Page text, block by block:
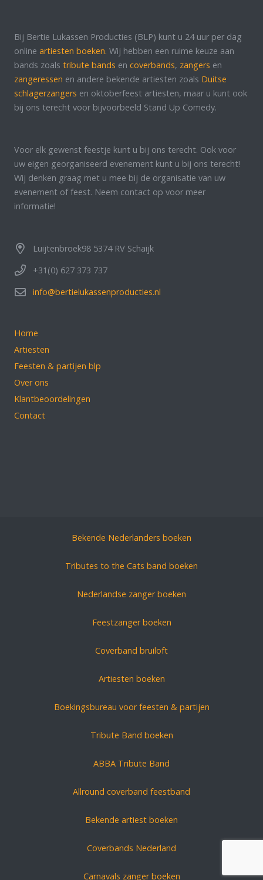
Bij Bertie Lukassen Producties (BLP) kunt u 24 uur per dag
online artiesten boeken. Wij hebben een ruime keuze aan
bands zoals tribute bands en coverbands, zangers en
zangeressen en andere bekende artiesten zoals Duitse
schlagerzangers en oktoberfeest artiesten, maar u kunt ook
bij ons terecht voor bijvoorbeeld Stand Up Comedy.
Voor elk gewenst feestje kunt u bij ons terecht. Ook voor
uw eigen georganiseerd evenement kunt u bij ons terecht!
Wij denken graag met u mee bij de organisatie van uw
evenement of feest. Neem contact op voor meer
informatie!
Luijtenbroek98 5374 RV Schaijk
+31(0) 627 373 737
info@bertielukassenproducties.nl
Home
Artiesten
Feesten & partijen blp
Over ons
Klantbeoordelingen
Contact
Bekende Nederlanders boeken
Tributes to the Cats band boeken
Nederlandse zanger boeken
Feestzanger boeken
Coverband bruiloft
Artiesten boeken
Boekingsbureau voor feesten & partijen
Tribute Band boeken
ABBA Tribute Band
Allround coverband feestband
Bekende artiest boeken
Coverbands Nederland
Carnavals zanger boeken